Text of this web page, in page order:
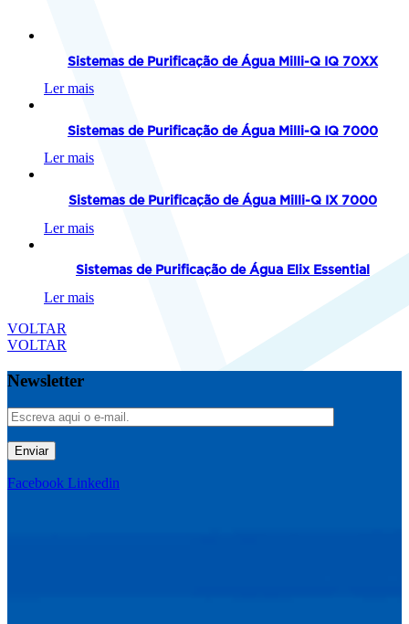
Sistemas de Purificação de Água Milli-Q IQ 70XX
Ler mais
Sistemas de Purificação de Água Milli-Q IQ 7000
Ler mais
Sistemas de Purificação de Água Milli-Q IX 7000
Ler mais
Sistemas de Purificação de Água Elix Essential
Ler mais
VOLTAR
VOLTAR
Newsletter
Enviar
Facebook Linkedin